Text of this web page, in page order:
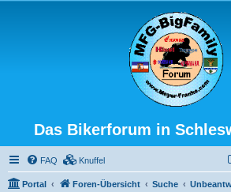
Das Bikerforum in
FAQ Knuffel
Portal Foren-Übersicht Suche